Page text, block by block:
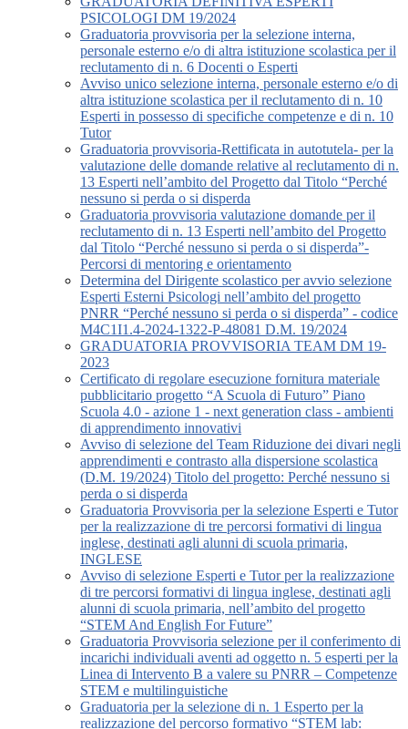
PSICOLOGI DM 19/2024
Graduatoria provvisoria per la selezione interna,
personale esterno e/o di altra istituzione scolastica per il
reclutamento di n. 6 Docenti o Esperti
Avviso unico selezione interna, personale esterno e/o di
altra istituzione scolastica per il reclutamento di n. 10
Esperti in possesso di specifiche competenze e di n. 10
Tutor
Graduatoria provvisoria-Rettificata in autotutela- per la
valutazione delle domande relative al reclutamento di n.
13 Esperti nell’ambito del Progetto dal Titolo “Perché
nessuno si perda o si disperda
Graduatoria provvisoria valutazione domande per il
reclutamento di n. 13 Esperti nell’ambito del Progetto
dal Titolo “Perché nessuno si perda o si disperda”-
Percorsi di mentoring e orientamento
Determina del Dirigente scolastico per avvio selezione
Esperti Esterni Psicologi nell’ambito del progetto
PNRR “Perché nessuno si perda o si disperda” - codice
M4C1I1.4-2024-1322-P-48081 D.M. 19/2024
GRADUATORIA PROVVISORIA TEAM DM 19-
2023
Certificato di regolare esecuzione fornitura materiale
pubblicitario progetto “A Scuola di Futuro” Piano
Scuola 4.0 - azione 1 - next generation class - ambienti
di apprendimento innovativi
Avviso di selezione del Team Riduzione dei divari negli
apprendimenti e contrasto alla dispersione scolastica
(D.M. 19/2024) Titolo del progetto: Perché nessuno si
perda o si disperda
Graduatoria Provvisoria per la selezione Esperti e Tutor
per la realizzazione di tre percorsi formativi di lingua
inglese, destinati agli alunni di scuola primaria,
INGLESE
Avviso di selezione Esperti e Tutor per la realizzazione
di tre percorsi formativi di lingua inglese, destinati agli
alunni di scuola primaria, nell’ambito del progetto
“STEM And English For Future”
Graduatoria Provvisoria selezione per il conferimento di
incarichi individuali aventi ad oggetto n. 5 esperti per la
Linea di Intervento B a valere su PNRR – Competenze
STEM e multilinguistiche
Graduatoria per la selezione di n. 1 Esperto per la
realizzazione del percorso formativo “STEM lab: